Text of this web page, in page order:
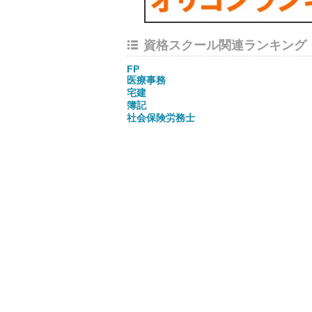
資格スクール関連ランキング
FP
医療事務
宅建
簿記
社会保険労務士